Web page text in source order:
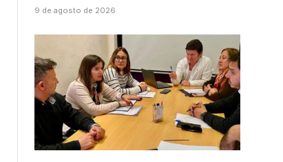
9 de agosto de 2026